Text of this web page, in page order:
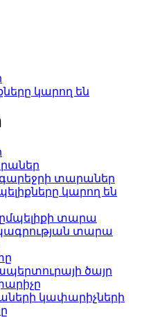
կարող են
տարաներ
կարող են
տարա
տարա
ապերտուրայի ծայր
կափարիչների